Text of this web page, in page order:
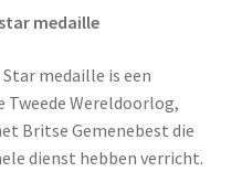
medaille
medaille is een
Wereldoorlog,
Britse Gemenebest die
dienst hebben verricht.